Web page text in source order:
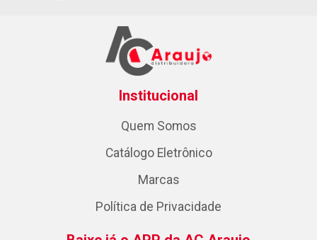
Institucional
Quem Somos
Catálogo Eletrônico
Marcas
Política de Privacidade